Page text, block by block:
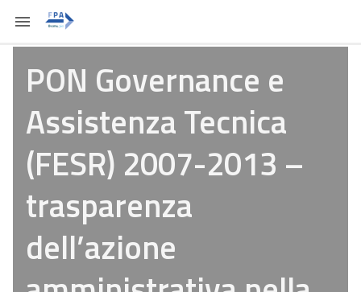
PON Governance e
Assistenza Tecnica
(FESR) 2007-2013 –
trasparenza
dell’azione